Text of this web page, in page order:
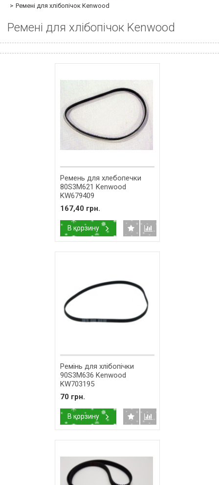
Ремені для хлібопічок Kenwood
Ремені для хлібопічок Kenwood
Ремень для хлебопечки
80S3M621 Kenwood
KW679409
167,40 грн.
В корзину
Ремінь для хлібопічки
90S3M636 Kenwood
KW703195
70 грн.
В корзину